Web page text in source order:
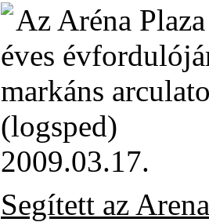
Az Aréna
éves
markáns
(logsped)
2009.03.17.
Segített az